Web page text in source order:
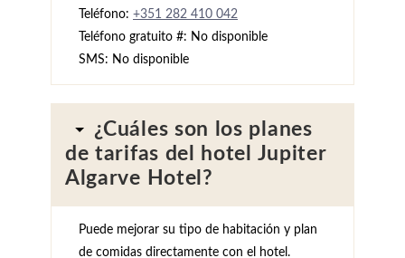
Teléfono: +351 282 410 042
Teléfono gratuito #: No disponible
SMS: No disponible
¿Cuáles son los planes
de tarifas del hotel Jupiter
Algarve Hotel?
Puede mejorar su tipo de habitación y plan
de comidas directamente con el hotel.